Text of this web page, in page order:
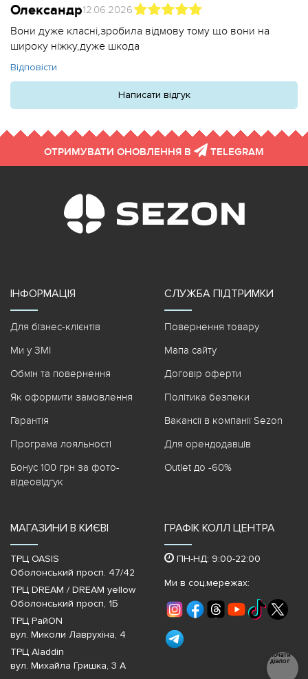
Олександр12.06.2026
Вони дуже класні,зробила відмову тому що вони на
широку ніжку,дуже шкода
Відповісти
Написати відгук
ОТРИМУВАТИ ОНОВЛЕННЯ В TELEGRAM
ІНФОРМАЦІЯ
Для бізнес-клієнтів
Ми у ЗМІ
Обмін та повернення
Як оформити замовлення
Гарантія
Програма лояльності
Бонус 100 грн за фото-
відеовідгук
СЛУЖБА ПІДТРИМКИ
Повернення товару
Мапа сайту
Договір оферти
Політика безпеки
Вакансії в компанії Sezon
Для орендодавців
Outlet до -60%
МАГАЗИНИ В КИЄВІ
ТРЦ OASIS
Оболонський просп. 47/42
ТРЦ DREAM / DREAM yellow
Оболонський просп, 1Б
ТРЦ РайON
вул. Миколи Лаврухіна, 4
ТРЦ Aladdin
вул. Михайла Гришка, 3 А
ГРАФІК КОЛЛ ЦЕНТРА
ПН-НД: 9:00-22:00
Ми в соц.мережах:
Почати
діалог